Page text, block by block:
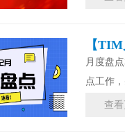
【
月度盘
点工作
查